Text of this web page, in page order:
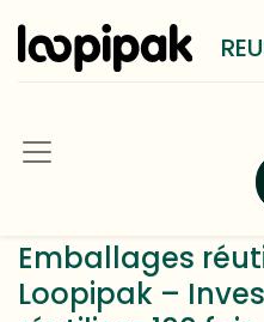
Emballages
Loopipak –